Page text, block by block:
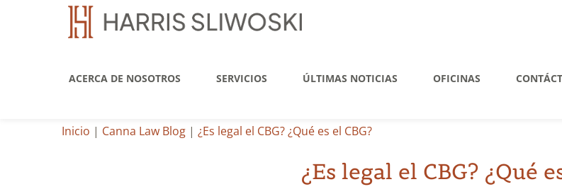
ACERCA DE NOSOTROS SERVICIOS ÚLTIMAS NOTICIAS OFICINAS
Inicio | Canna Law Blog | ¿Es legal el CBG? ¿Qué es el CBG?
¿Es legal el CBG? ¿Qué